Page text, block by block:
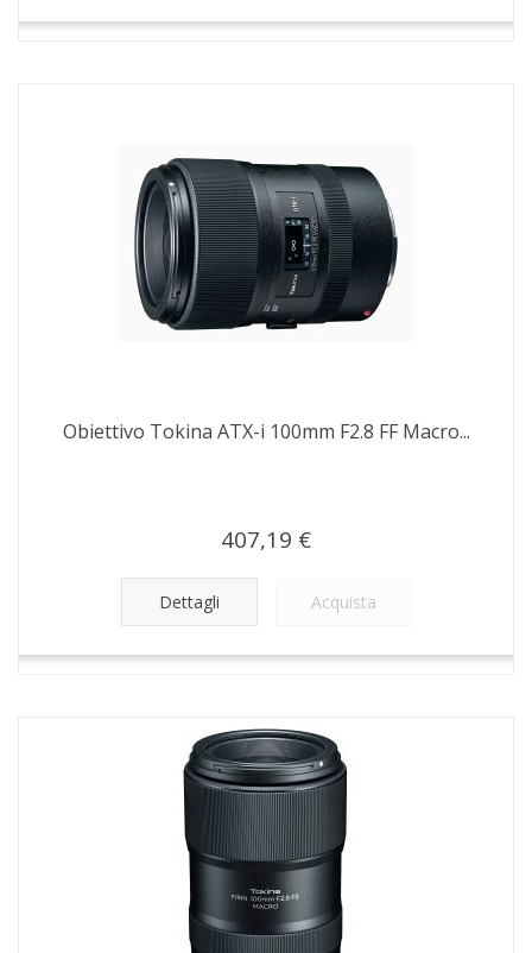
Obiettivo Tokina ATX-i 100mm F2.8 FF Macro...
407,19 €
Dettagli Acquista